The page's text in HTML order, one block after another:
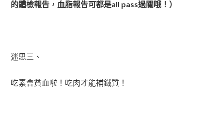
的體檢報告，血脂報告可都是all pass過關哦！）
迷思三、
吃素會貧血啦！吃肉才能補鐵質！